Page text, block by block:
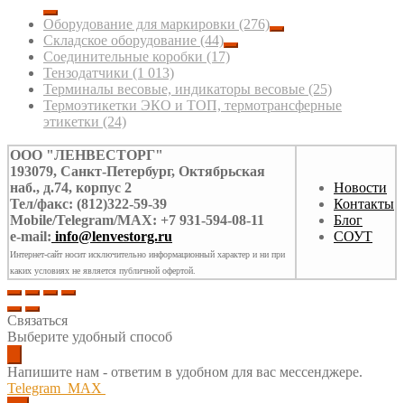
Оборудование для маркировки (276)
Складское оборудование (44)
Соединительные коробки (17)
Тензодатчики (1 013)
Терминалы весовые, индикаторы весовые (25)
Термоэтикетки ЭКО и ТОП, термотрансферные
этикетки (24)
ООО "ЛЕНВЕСТОРГ"
193079, Санкт-Петербург, Октябрьская
наб., д.74, корпус 2
Тел/факс: (812)322-59-39
Mobile/Telegram/MAX: +7 931-594-08-11
e-mail: info@lenvestorg.ru
Интернет-сайт носит исключительно информационный характер и ни при
каких условиях не является публичной офертой.
Новости
Контакты
Блог
СОУТ
Связаться
Выберите удобный способ
Напишите нам - ответим в удобном для вас мессенджере.
Telegram MAX